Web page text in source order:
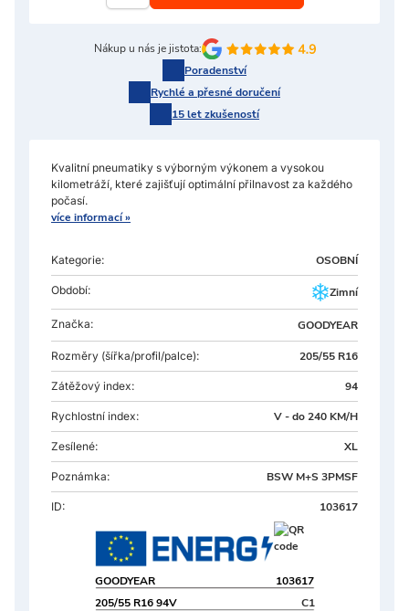
Nákup u nás je jistota:
Poradenství
Rychlé a přesné doručení
15 let zkušeností
Kvalitní pneumatiky s výborným výkonem a vysokou
kilometráží, které zajišťují optimální přilnavost za každého
počasí.
více informací »
Kategorie: OSOBNÍ
Období: Zimní
Značka: GOODYEAR
Rozměry (šířka/profil/palce): 205/55 R16
Zátěžový index: 94
Rychlostní index: V - do 240 KM/H
Zesílené: XL
Poznámka: BSW M+S 3PMSF
ID: 103617
205/55 R16 94V
GOODYEAR 103617
C1